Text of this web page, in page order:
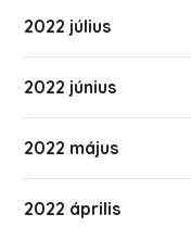
2022 július
2022 június
2022 május
2022 április